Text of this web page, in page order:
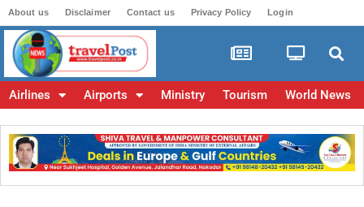
About us Disclaimer Contact us Privacy Policy Login
Airlines Airports Ministry Tourism World News